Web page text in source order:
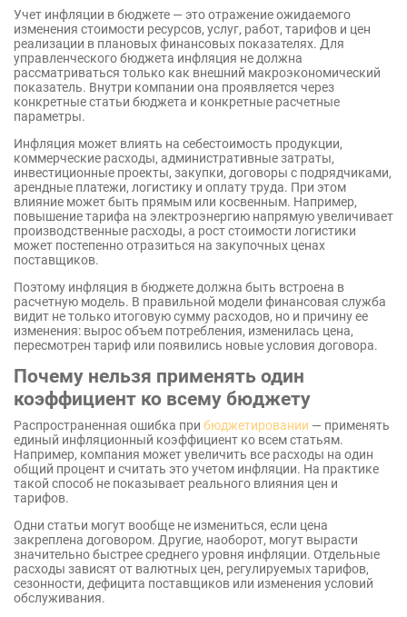
Учет инфляции в бюджете — это отражение ожидаемого
изменения стоимости ресурсов, услуг, работ, тарифов и цен
реализации в плановых финансовых показателях. Для
управленческого бюджета инфляция не должна
рассматриваться только как внешний макроэкономический
показатель. Внутри компании она проявляется через
конкретные статьи бюджета и конкретные расчетные
параметры.
Инфляция может влиять на себестоимость продукции,
коммерческие расходы, административные затраты,
инвестиционные проекты, закупки, договоры с подрядчиками,
арендные платежи, логистику и оплату труда. При этом
влияние может быть прямым или косвенным. Например,
повышение тарифа на электроэнергию напрямую увеличивает
производственные расходы, а рост стоимости логистики
может постепенно отразиться на закупочных ценах
поставщиков.
Поэтому инфляция в бюджете должна быть встроена в
расчетную модель. В правильной модели финансовая служба
видит не только итоговую сумму расходов, но и причину ее
изменения: вырос объем потребления, изменилась цена,
пересмотрен тариф или появились новые условия договора.
Почему нельзя применять один
коэффициент ко всему бюджету
Распространенная ошибка при бюджетировании — применять
единый инфляционный коэффициент ко всем статьям.
Например, компания может увеличить все расходы на один
общий процент и считать это учетом инфляции. На практике
такой способ не показывает реального влияния цен и
тарифов.
Одни статьи могут вообще не измениться, если цена
закреплена договором. Другие, наоборот, могут вырасти
значительно быстрее среднего уровня инфляции. Отдельные
расходы зависят от валютных цен, регулируемых тарифов,
сезонности, дефицита поставщиков или изменения условий
обслуживания.